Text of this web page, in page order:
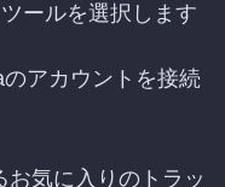
ールを選択します
アカウントを接続
気に入りのトラッ